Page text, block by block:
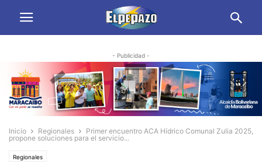
- Publicidad -
Inicio Regionales
Primer encuentro ACA Hídrico Comunal Zulia 2025,
propone soluciones para el servicio...
Regionales